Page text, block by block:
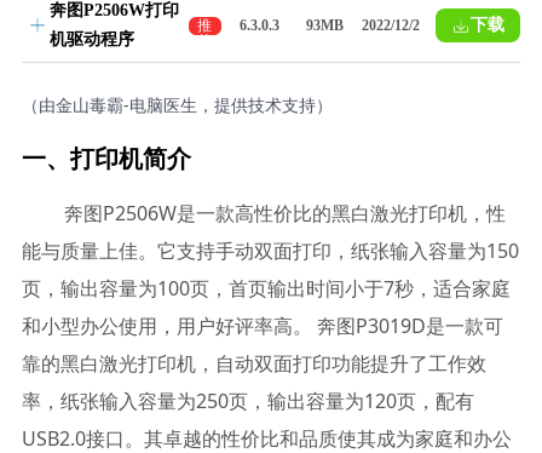
奔图P2506W打印
机驱动程序
推
荐
6.3.0.3 93MB 2022/12/2 下载
（由金山毒霸-电脑医生，提供技术支持）
一、打印机简介
奔图P2506W是一款高性价比的黑白激光打印机，性
能与质量上佳。它支持手动双面打印，纸张输入容量为150
页，输出容量为100页，首页输出时间小于7秒，适合家庭
和小型办公使用，用户好评率高。 奔图P3019D是一款可
靠的黑白激光打印机，自动双面打印功能提升了工作效
率，纸张输入容量为250页，输出容量为120页，配有
USB2.0接口。其卓越的性价比和品质使其成为家庭和办公